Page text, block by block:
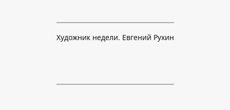
Художник недели. Евгений Рухин